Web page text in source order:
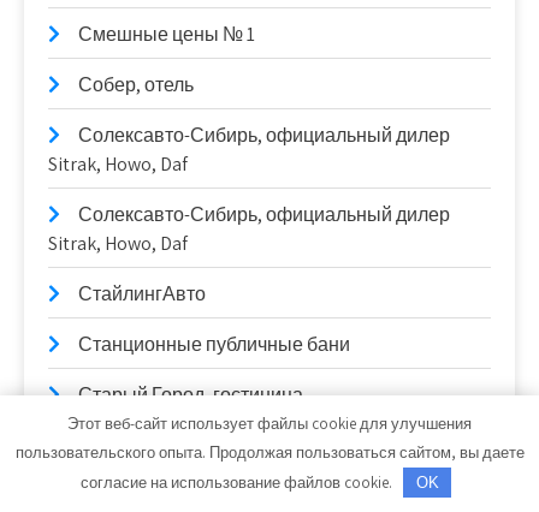
Смешные цены № 1
Собер, отель
Солексавто-Сибирь, официальный дилер
Sitrak, Howo, Daf
Солексавто-Сибирь, официальный дилер
Sitrak, Howo, Daf
СтайлингАвто
Станционные публичные бани
Старый Город, гостиница
СТО
СТО
Этот веб-сайт использует файлы cookie для улучшения
пользовательского опыта. Продолжая пользоваться сайтом, вы даете
согласие на использование файлов cookie.
OK